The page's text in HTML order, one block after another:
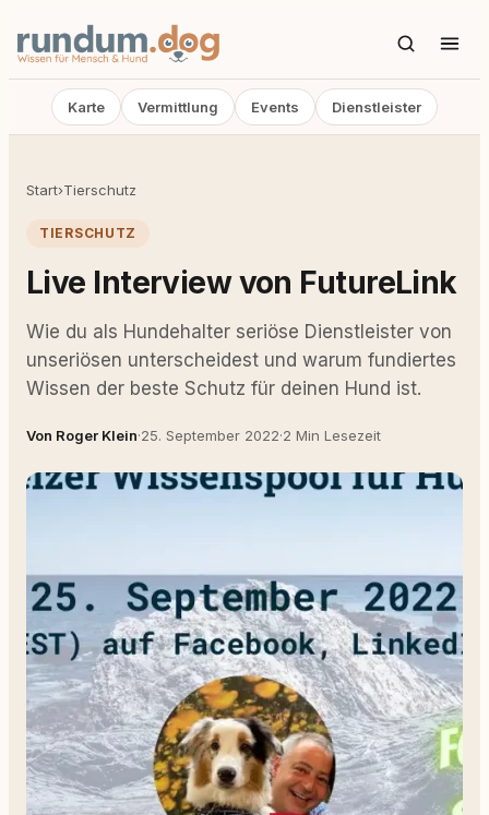
Karte Vermittlung Events Dienstleister
Start›Tierschutz
TIERSCHUTZ
Live Interview von FutureLink
Wie du als Hundehalter seriöse Dienstleister von
unseriösen unterscheidest und warum fundiertes
Wissen der beste Schutz für deinen Hund ist.
Von Roger Klein·25. September 2022·2 Min Lesezeit